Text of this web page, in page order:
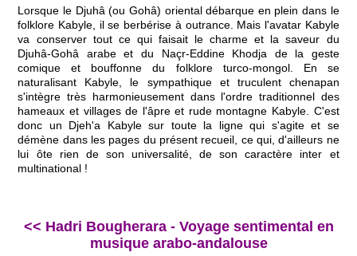
Lorsque le Djuhâ (ou Gohâ) oriental débarque en plein dans le
folklore Kabyle, il se berbérise à outrance. Mais l'avatar Kabyle
va conserver tout ce qui faisait le charme et la saveur du
Djuhâ-Gohâ arabe et du Naçr-Eddine Khodja de la geste
comique et bouffonne du folklore turco-mongol. En se
naturalisant Kabyle, le sympathique et truculent chenapan
s'intègre très harmonieusement dans l'ordre traditionnel des
hameaux et villages de l'âpre et rude montagne Kabyle. C'est
donc un Djeh'a Kabyle sur toute la ligne qui s'agite et se
démène dans les pages du présent recueil, ce qui, d'ailleurs ne
lui ôte rien de son universalité, de son caractère inter et
multinational !
<< Hadri Bougherara - Voyage sentimental en
musique arabo-andalouse